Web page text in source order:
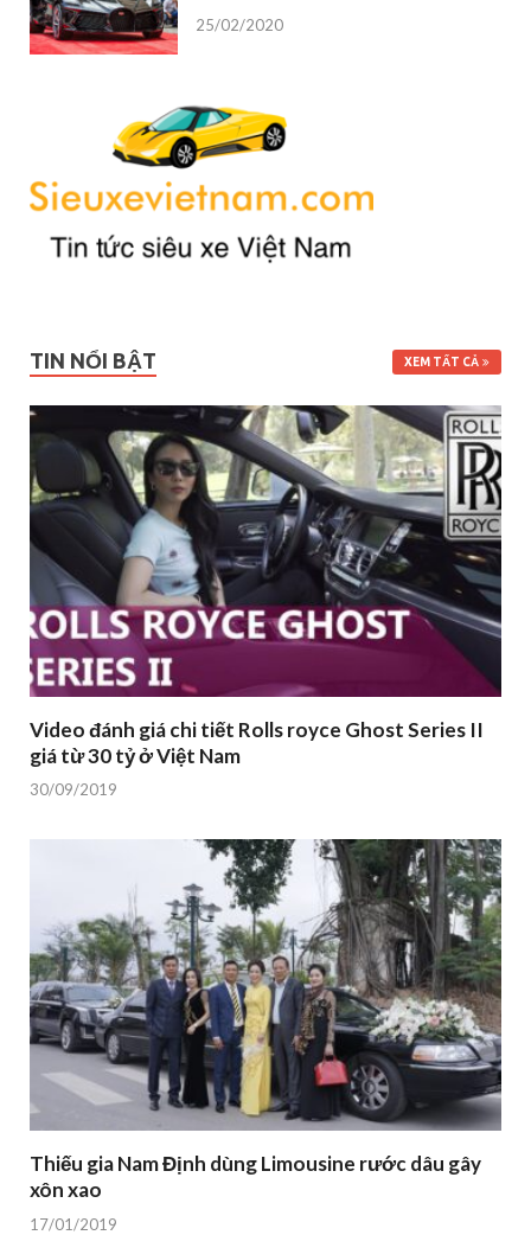
25/02/2020
TIN NỔI BẬT XEM TẤT CẢ
Video đánh giá chi tiết Rolls royce Ghost Series II
giá từ 30 tỷ ở Việt Nam
30/09/2019
Thiếu gia Nam Định dùng Limousine rước dâu gây
xôn xao
17/01/2019